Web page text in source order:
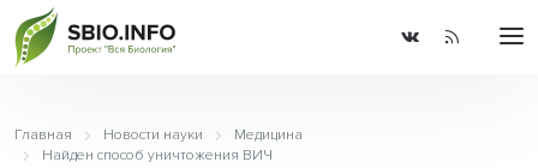
Главная Новости науки
Медицина
Найден способ уничтожения ВИЧ